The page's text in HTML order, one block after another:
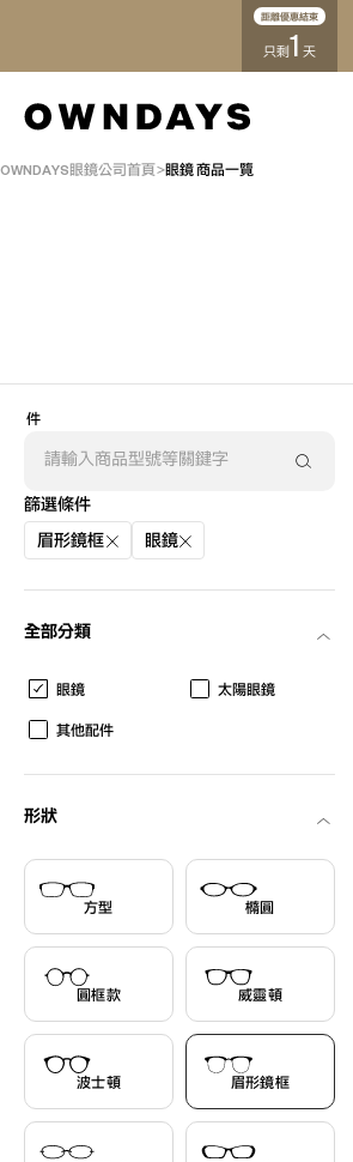
距離優惠結束
只剩 1 天
OWNDAYS眼鏡公司首頁 眼鏡 商品一覽
件
篩選條件
眉形鏡框 眼鏡
全部分類
眼鏡 太陽眼鏡
其他配件
形狀
方型 橢圓
圓框款 威靈頓
波士頓 眉形鏡框